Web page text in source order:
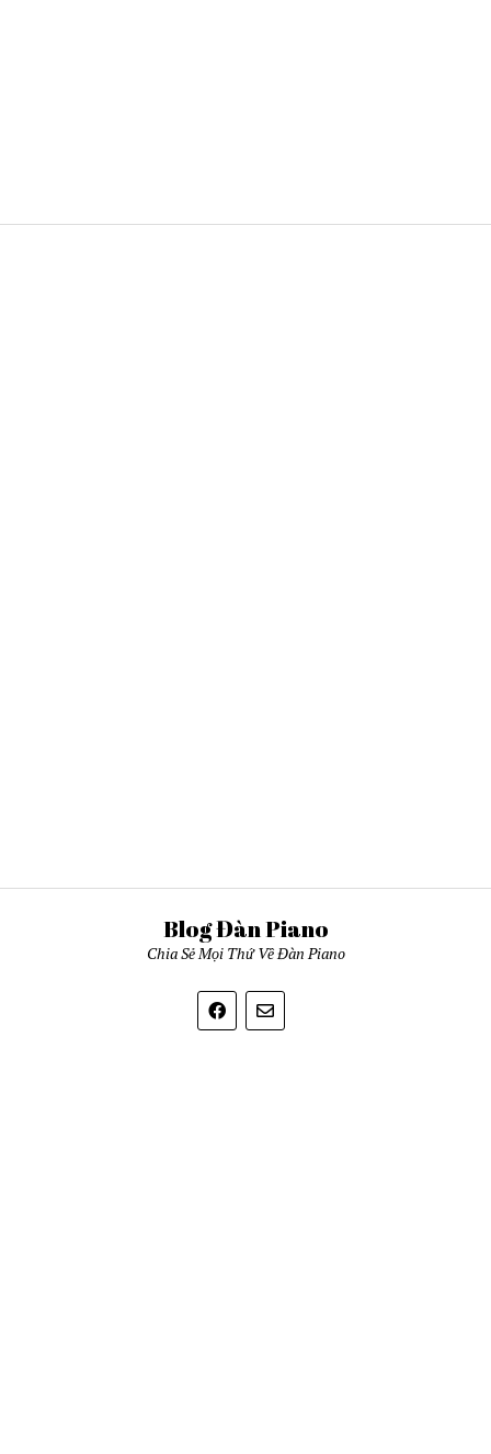
Blog Đàn Piano
Chia Sẻ Mọi Thứ Về Đàn Piano